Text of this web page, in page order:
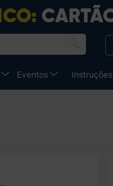
Eventos Instruções